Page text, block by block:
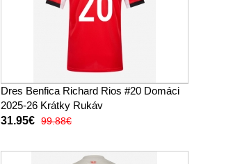
Dres Benfica Richard Rios #20 Domáci
2025-26 Krátky Rukáv
31.95€ 99.88€